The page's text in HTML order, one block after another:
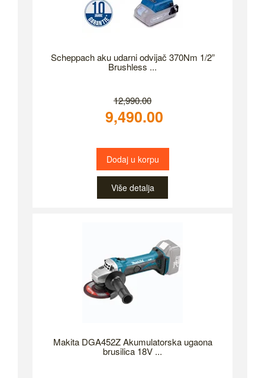
Scheppach aku udarni odvijač 370Nm 1/2”
Brushless ...
12,990.00
9,490.00
Dodaj u korpu
Više detalja
Makita DGA452Z Akumulatorska ugaona
brusilica 18V ...